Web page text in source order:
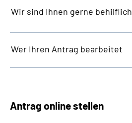
Wir sind Ihnen gerne behilflich
Wer Ihren Antrag bearbeitet
Antrag online stellen